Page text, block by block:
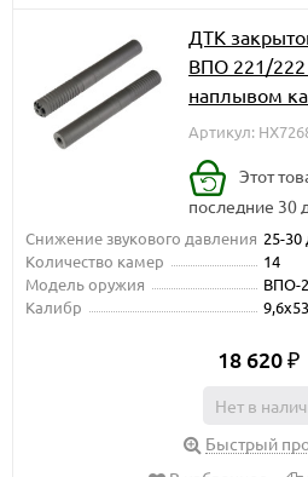
ДТК
ВПО 221/222
наплывом
Артикул:
Этот
последние 30
Снижение звукового давления 25-30
Количество камер
14
Модель оружия
ВПО-
Калибр
9,6х53
18 620
Нет в
Быстрый